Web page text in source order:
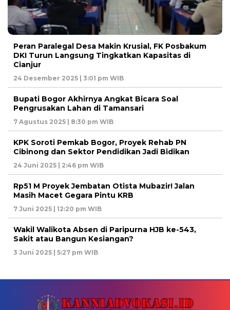
Peran Paralegal Desa Makin Krusial, FK Posbakum
DKI Turun Langsung Tingkatkan Kapasitas di
Cianjur
24 Desember 2025 | 3:01 pm WIB
Bupati Bogor Akhirnya Angkat Bicara Soal
Pengrusakan Lahan di Tamansari
7 Agustus 2025 | 8:30 pm WIB
KPK Soroti Pemkab Bogor, Proyek Rehab PN
Cibinong dan Sektor Pendidikan Jadi Bidikan
24 Juni 2025 | 2:46 pm WIB
Rp51 M Proyek Jembatan Otista Mubazir! Jalan
Masih Macet Gegara Pintu KRB
7 Juni 2025 | 12:20 pm WIB
Wakil Walikota Absen di Paripurna HJB ke-543,
Sakit atau Bangun Kesiangan?
3 Juni 2025 | 5:27 pm WIB